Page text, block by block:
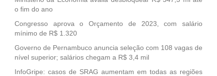
o fim do ano
Congresso aprova o Orçamento de 2023, com salário
mínimo de R$ 1.320
Governo de Pernambuco anuncia seleção com 108 vagas de
nível superior; salários chegam a R$ 3,4 mil
InfoGripe: casos de SRAG aumentam em todas as regiões